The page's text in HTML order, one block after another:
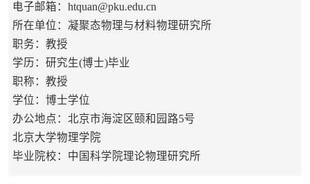
电子邮箱： htquan@pku.edu.cn
所在单位：凝聚态物理与材料物理研究所
职务：教授
学历：研究生(博士)毕业
职称：教授
学位：博士学位
办公地点：北京市海淀区颐和园路5号
北京大学物理学院
毕业院校：中国科学院理论物理研究所